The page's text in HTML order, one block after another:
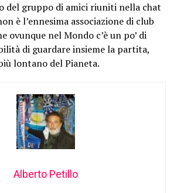
del gruppo di amici riuniti nella chat
è l’ennesima associazione di club
ovunque nel Mondo c’è un po’ di
di guardare insieme la partita,
lontano del Pianeta.
Alberto Petillo